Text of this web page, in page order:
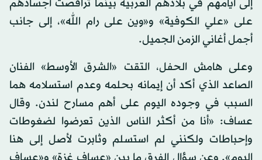
إلى أيامهم في بلادهم العربية بينما تراقصت أجسادهم
على «علي الكوفية» و«وين على رام الله»، إلى جانب
أجمل أغاني الزمن الجميل.
وعلى هامش الحفل، التقت «الشرق الأوسط» الفنان
الصاعد الذي أكد أن إيمانه بحلمه وعدم استسلامه هما
السبب في وجوده اليوم على أهم مسارح لندن. وقال
عساف: «أنا من أكثر الناس الذين تعرضوا لضغوطات
وإحباطات ولكنني لم استسلم وثابرت لأصل إلى هنا